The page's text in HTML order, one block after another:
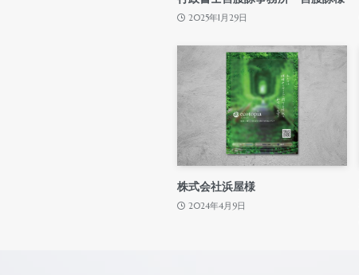
2025年1月29日
株式会社浜屋様
2024年4月9日